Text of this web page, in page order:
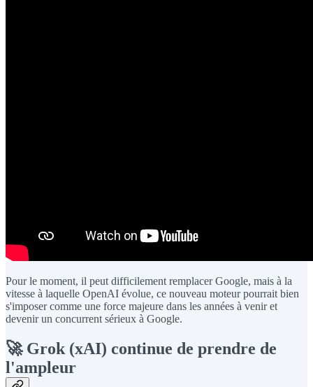
Pour le moment, il peut difficilement remplacer Google, mais à la
vitesse à laquelle OpenAI évolue, ce nouveau moteur pourrait bien
s'imposer comme une force majeure dans les années à venir et
devenir un concurrent sérieux à Google.
🚀 Grok (xAI) continue de prendre de
l'ampleur